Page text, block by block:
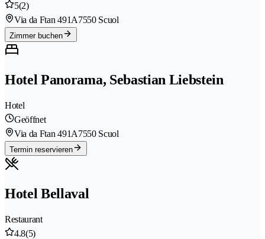
5(2)
Via da Ftan 491A7550 Scuol
Zimmer buchen
Hotel Panorama, Sebastian Liebstein
Hotel
Geöffnet
Via da Ftan 491A7550 Scuol
Termin reservieren
Hotel Bellaval
Restaurant
4.8(5)